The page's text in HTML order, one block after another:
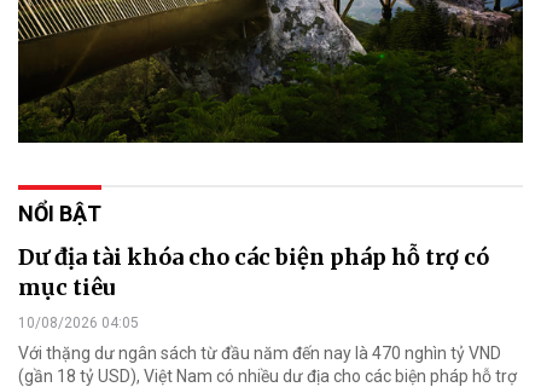
NỔI BẬT
Dư địa tài khóa cho các biện pháp hỗ trợ có
mục tiêu
10/08/2026 04:05
Với thặng dư ngân sách từ đầu năm đến nay là 470 nghìn tỷ VND
(gần 18 tỷ USD), Việt Nam có nhiều dư địa cho các biện pháp hỗ trợ